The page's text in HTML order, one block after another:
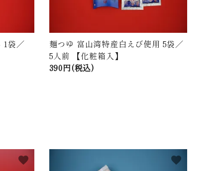
1袋／
麺つゆ 富山湾特産白えび使用 5袋／
5人前 【化粧箱入】
390円(税込)
favorite favorite